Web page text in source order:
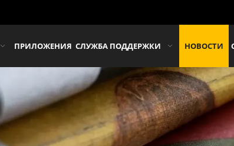
ПРИЛОЖЕНИЯ СЛУЖБА ПОДДЕРЖКИ НОВОСТИ